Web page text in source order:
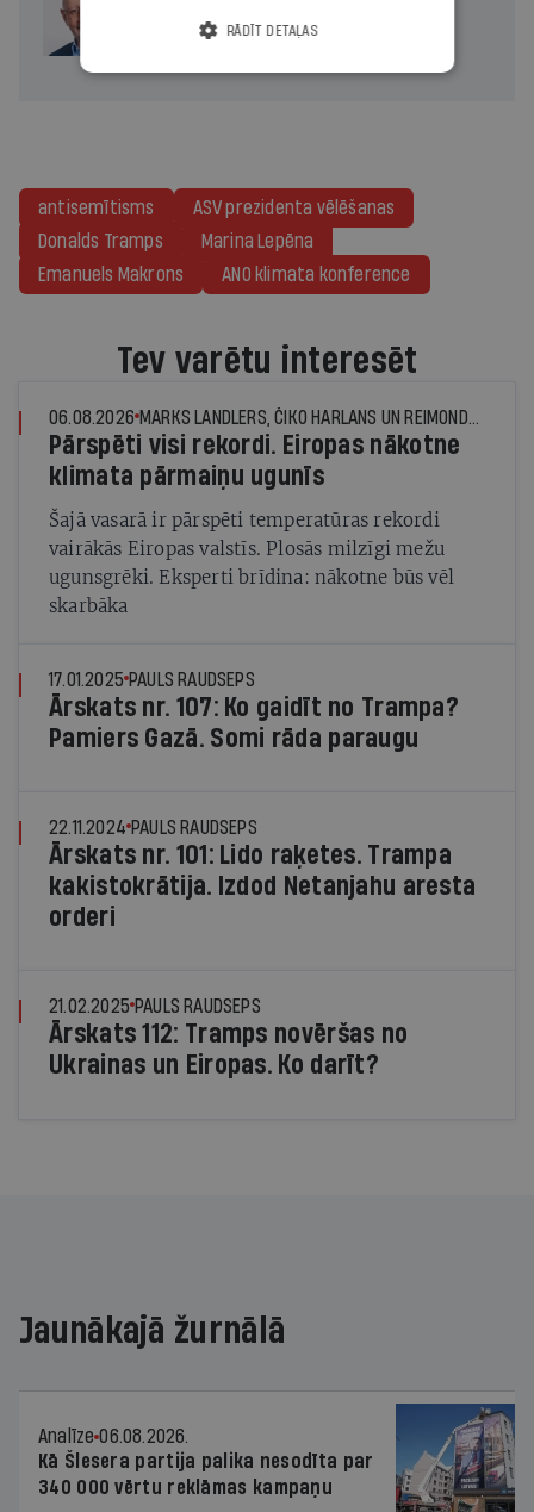
Divas koalīcijas
antisemītisms
ASV prezidenta vēlēšanas
Donalds Tramps
Marina Lepēna
Emanuels Makrons
ANO klimata konference
Tev varētu interesēt
06.08.2026 MARKS LANDLERS, ČIKO HARLANS UN REIMONDS DŽUNS, © THE NEW YORK TIMES NEWS SERVICE
Pārspēti visi rekordi. Eiropas nākotne
klimata pārmaiņu ugunīs
Šajā vasarā ir pārspēti temperatūras rekordi
vairākās Eiropas valstīs. Plosās milzīgi mežu
ugunsgrēki. Eksperti brīdina: nākotne būs vēl
skarbāka
17.01.2025 PAULS RAUDSEPS
Ārskats nr. 107: Ko gaidīt no Trampa?
Pamiers Gazā. Somi rāda paraugu
22.11.2024 PAULS RAUDSEPS
Ārskats nr. 101: Lido raķetes. Trampa
kakistokrātija. Izdod Netanjahu aresta
orderi
21.02.2025 PAULS RAUDSEPS
Ārskats 112: Tramps novēršas no
Ukrainas un Eiropas. Ko darīt?
Jaunākajā žurnālā
Analīze 06.08.2026.
Kā Šlesera partija palika nesodīta par
340 000 vērtu reklāmas kampaņu
RĀDĪT DETAĻAS